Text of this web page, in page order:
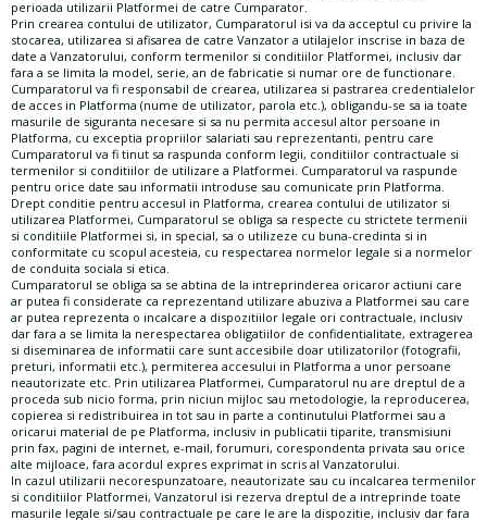
perioada utilizarii Platformei de catre Cumparator.
Prin crearea contului de utilizator, Cumparatorul isi va da acceptul cu privire la
stocarea, utilizarea si afisarea de catre Vanzator a utilajelor inscrise in baza de
date a Vanzatorului, conform termenilor si conditiilor Platformei, inclusiv dar
fara a se limita la model, serie, an de fabricatie si numar ore de functionare.
Cumparatorul va fi responsabil de crearea, utilizarea si pastrarea credentialelor
de acces in Platforma (nume de utilizator, parola etc.), obligandu-se sa ia toate
masurile de siguranta necesare si sa nu permita accesul altor persoane in
Platforma, cu exceptia propriilor salariati sau reprezentanti, pentru care
Cumparatorul va fi tinut sa raspunda conform legii, conditiilor contractuale si
termenilor si conditiilor de utilizare a Platformei. Cumparatorul va raspunde
pentru orice date sau informatii introduse sau comunicate prin Platforma.
Drept conditie pentru accesul in Platforma, crearea contului de utilizator si
utilizarea Platformei, Cumparatorul se obliga sa respecte cu strictete termenii
si conditiile Platformei si, in special, sa o utilizeze cu buna-credinta si in
conformitate cu scopul acesteia, cu respectarea normelor legale si a normelor
de conduita sociala si etica.
Cumparatorul se obliga sa se abtina de la intreprinderea oricaror actiuni care
ar putea fi considerate ca reprezentand utilizare abuziva a Platformei sau care
ar putea reprezenta o incalcare a dispozitiilor legale ori contractuale, inclusiv
dar fara a se limita la nerespectarea obligatiilor de confidentialitate, extragerea
si diseminarea de informatii care sunt accesibile doar utilizatorilor (fotografii,
preturi, informatii etc.), permiterea accesului in Platforma a unor persoane
neautorizate etc. Prin utilizarea Platformei, Cumparatorul nu are dreptul de a
proceda sub nicio forma, prin niciun mijloc sau metodologie, la reproducerea,
copierea si redistribuirea in tot sau in parte a continutului Platformei sau a
oricarui material de pe Platforma, inclusiv in publicatii tiparite, transmisiuni
prin fax, pagini de internet, e-mail, forumuri, corespondenta privata sau orice
alte mijloace, fara acordul expres exprimat in scris al Vanzatorului.
In cazul utilizarii necorespunzatoare, neautorizate sau cu incalcarea termenilor
si conditiilor Platformei, Vanzatorul isi rezerva dreptul de a intreprinde toate
masurile legale si/sau contractuale pe care le are la dispozitie, inclusiv dar fara